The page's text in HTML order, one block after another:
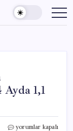
1,1
Ticaret
yorumlar kapalı